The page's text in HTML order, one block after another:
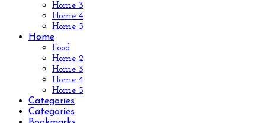
Home 3
Home 4
Home 5
Home
Food
Home 2
Home 3
Home 4
Home 5
Categories
Categories